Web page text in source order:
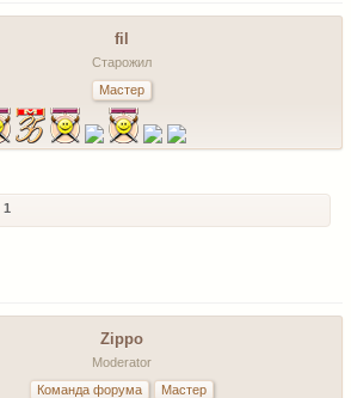
fil
Старожил
Мастер
1
Zippo
Moderator
Команда форума
Мастер